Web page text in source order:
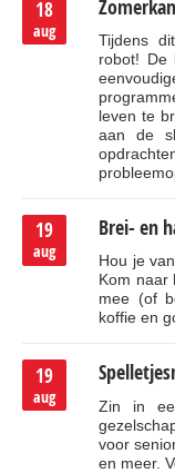
Tijdens
robot! De
leven te
aan de
18
aug
Brei- en
Hou je
Kom naar
mee (of
koffie en
19
aug
Zin in
voor
en meer.
19
aug